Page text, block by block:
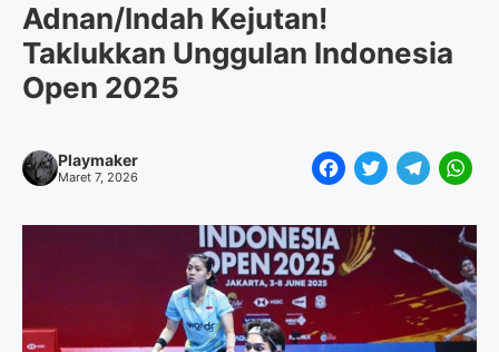
Adnan/Indah Kejutan!
Taklukkan Unggulan Indonesia
Open 2025
Playmaker
Maret 7, 2026
F
c
e
b
o
T
i
t
e
T
g
r
W
t
s
A